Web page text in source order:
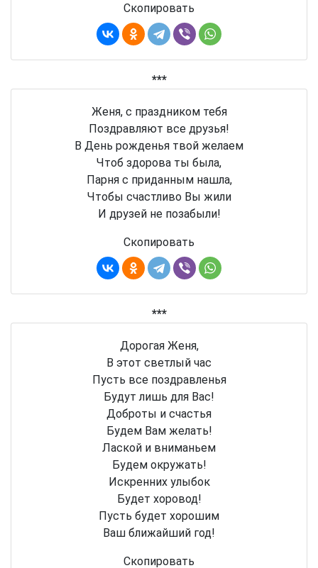
Скопировать
***
Женя, с праздником тебя
Поздравляют все друзья!
В День рожденья твой желаем
Чтоб здорова ты была,
Парня с приданным нашла,
Чтобы счастливо Вы жили
И друзей не позабыли!
Скопировать
***
Дорогая Женя,
В этот светлый час
Пусть все поздравленья
Будут лишь для Вас!
Доброты и счастья
Будем Вам желать!
Лаской и вниманьем
Будем окружать!
Искренних улыбок
Будет хоровод!
Пусть будет хорошим
Ваш ближайший год!
Скопировать